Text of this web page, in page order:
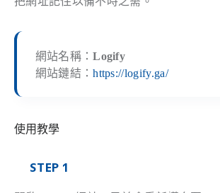
網站名稱：Logify
網站鏈結：https://logify.ga/
使用教學
STEP 1